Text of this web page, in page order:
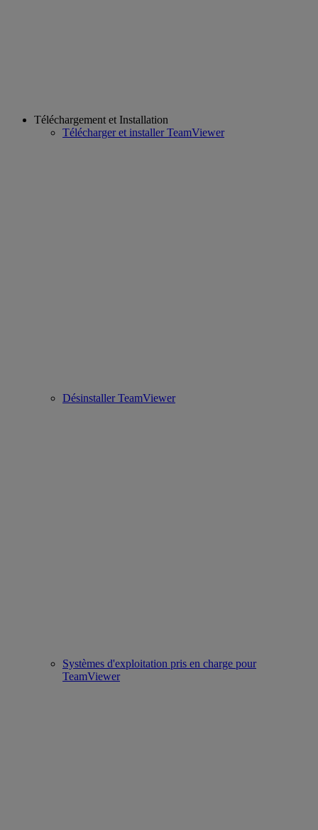
Téléchargement et Installation
Télécharger et installer TeamViewer
Désinstaller TeamViewer
Systèmes d'exploitation pris en charge pour
TeamViewer